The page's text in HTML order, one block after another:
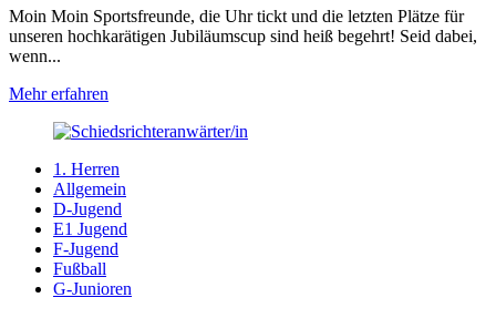
Moin Moin Sportsfreunde, die Uhr tickt und die letzten Plätze für
unseren hochkarätigen Jubiläumscup sind heiß begehrt! Seid dabei,
wenn...
Mehr erfahren
1. Herren
Allgemein
D-Jugend
E1 Jugend
F-Jugend
Fußball
G-Junioren